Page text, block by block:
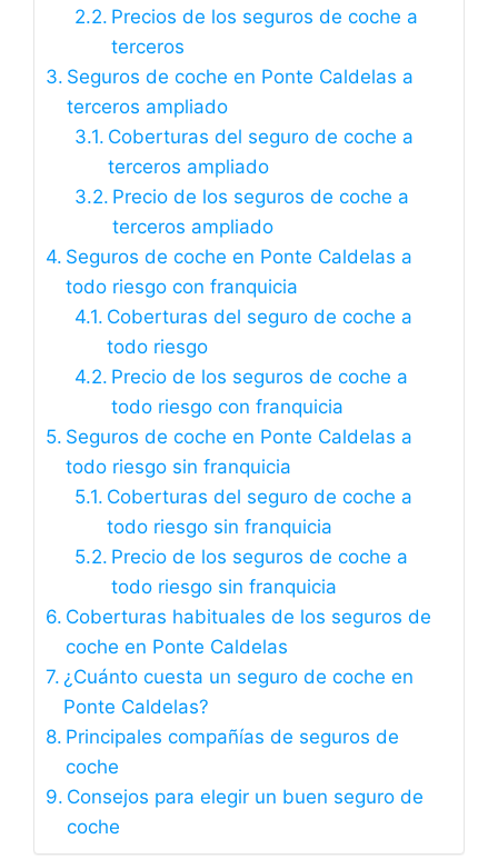
Precios de los seguros de coche a
terceros
Seguros de coche en Ponte Caldelas a
terceros ampliado
Coberturas del seguro de coche a
terceros ampliado
Precio de los seguros de coche a
terceros ampliado
Seguros de coche en Ponte Caldelas a
todo riesgo con franquicia
Coberturas del seguro de coche a
todo riesgo
Precio de los seguros de coche a
todo riesgo con franquicia
Seguros de coche en Ponte Caldelas a
todo riesgo sin franquicia
Coberturas del seguro de coche a
todo riesgo sin franquicia
Precio de los seguros de coche a
todo riesgo sin franquicia
Coberturas habituales de los seguros de
coche en Ponte Caldelas
¿Cuánto cuesta un seguro de coche en
Ponte Caldelas?
Principales compañías de seguros de
coche
Consejos para elegir un buen seguro de
coche